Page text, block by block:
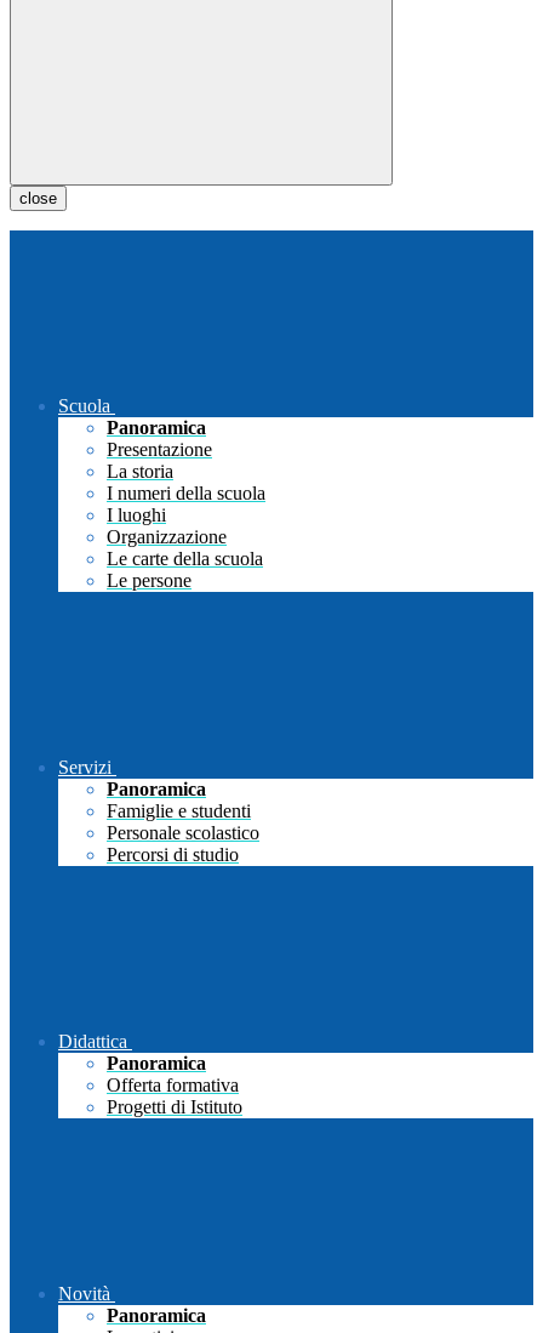
close
Scuola
Panoramica
Presentazione
La storia
I numeri della scuola
I luoghi
Organizzazione
Le carte della scuola
Le persone
Servizi
Panoramica
Famiglie e studenti
Personale scolastico
Percorsi di studio
Didattica
Panoramica
Offerta formativa
Progetti di Istituto
Novità
Panoramica